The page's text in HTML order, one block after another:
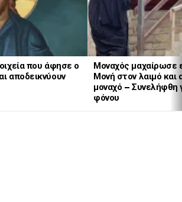
που άφησε ο
αποδεικνύουν
Μοναχός μαχαίρωσε
Μονή στον λαιμό και
μοναχό – Συνελήφθη
φόνου